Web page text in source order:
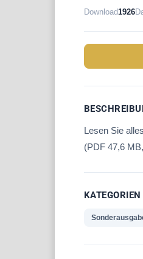
Download1926
Lesen Sie
(PDF 47,6